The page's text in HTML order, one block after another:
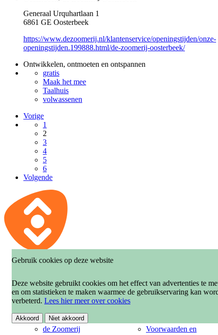
Gebruik cookies op deze website
Deze website gebruikt cookies om het effect van advertenties te
en om statistieken te maken waarmee de gebruikservaring kan
verbeterd. Lees hier meer over cookies
Akkoord Niet akkoord
Generaal Urquhartlaan 1
6861 GE Oosterbeek
https://www.dezoomerij.nl/klantenservice/openingstijden/onze-
openingstijden.199888.html/de-zoomerij-oosterbeek/
Ontwikkelen, ontmoeten en ontspannen
gratis
Maak het mee
Taalhuis
volwassenen
Vorige
1
2
3
4
5
6
Volgende
de Zoomerij Dieren
Doorwerth
de Zoomerij
Mijn Bibliotheek -
Voorwaarden en